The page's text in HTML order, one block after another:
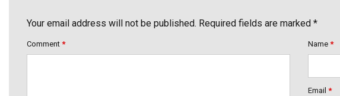
Your email address will not be published. Required fields are marked *
Comment * Name *
Email *